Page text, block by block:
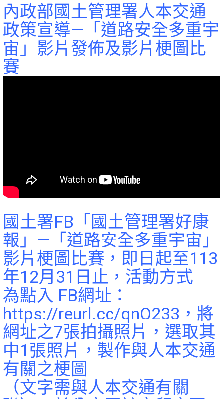
內政部國土管理署人本交通
政策宣導—「道路安全多重宇
宙」影片發佈及影片梗圖比
賽
國土署FB「國土管理署好康
報」—「道路安全多重宇宙」
影片梗圖比賽，即日起至113
年12月31日止，活動方式
為點入 FB網址：
https://reurl.cc/qnO233，將
網址之7張拍攝照片，選取其
中1張照片，製作與人本交通
有關之梗圖
（文字需與人本交通有關